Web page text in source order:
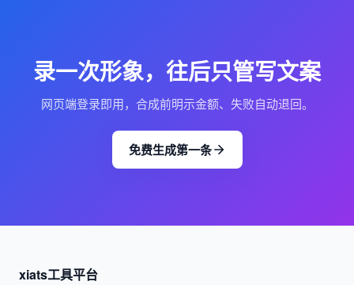
录一次形象，往后只管写文案
网页端登录即用，合成前明示金额、失败自动退回。
免费生成第一条
xiats工具平台